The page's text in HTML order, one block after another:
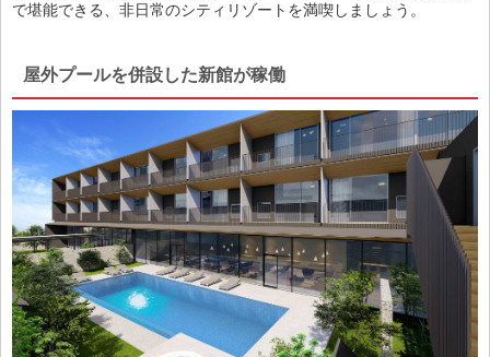
で堪能できる、非日常のシティリゾートを満喫しましょう。
屋外プールを併設した新館が稼働